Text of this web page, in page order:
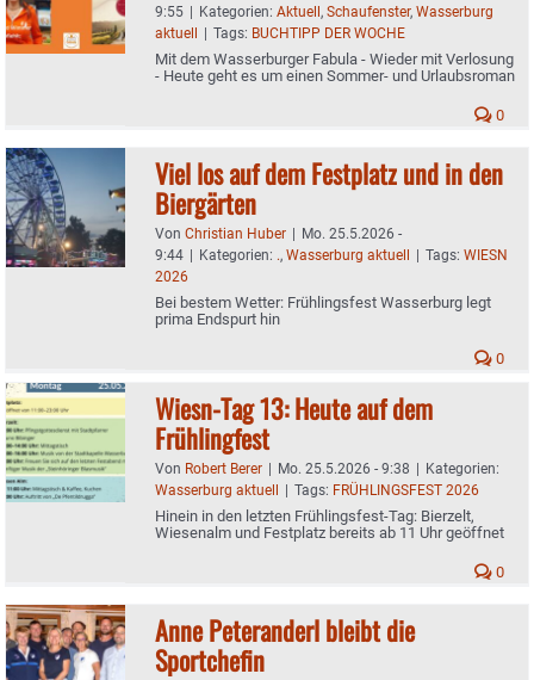
9:55 | Kategorien: Aktuell, Schaufenster, Wasserburg
aktuell | Tags: BUCHTIPP DER WOCHE
Mit dem Wasserburger Fabula - Wieder mit Verlosung
- Heute geht es um einen Sommer- und Urlaubsroman
0
Viel los auf dem Festplatz und in den
Biergärten
Von Christian Huber | Mo. 25.5.2026 -
9:44 | Kategorien: ., Wasserburg aktuell | Tags: WIESN
2026
Bei bestem Wetter: Frühlingsfest Wasserburg legt
prima Endspurt hin
0
Wiesn-Tag 13: Heute auf dem
Frühlingfest
Von Robert Berer | Mo. 25.5.2026 - 9:38 | Kategorien:
Wasserburg aktuell | Tags: FRÜHLINGSFEST 2026
Hinein in den letzten Frühlingsfest-Tag: Bierzelt,
Wiesenalm und Festplatz bereits ab 11 Uhr geöffnet
0
Anne Peteranderl bleibt die
Sportchefin